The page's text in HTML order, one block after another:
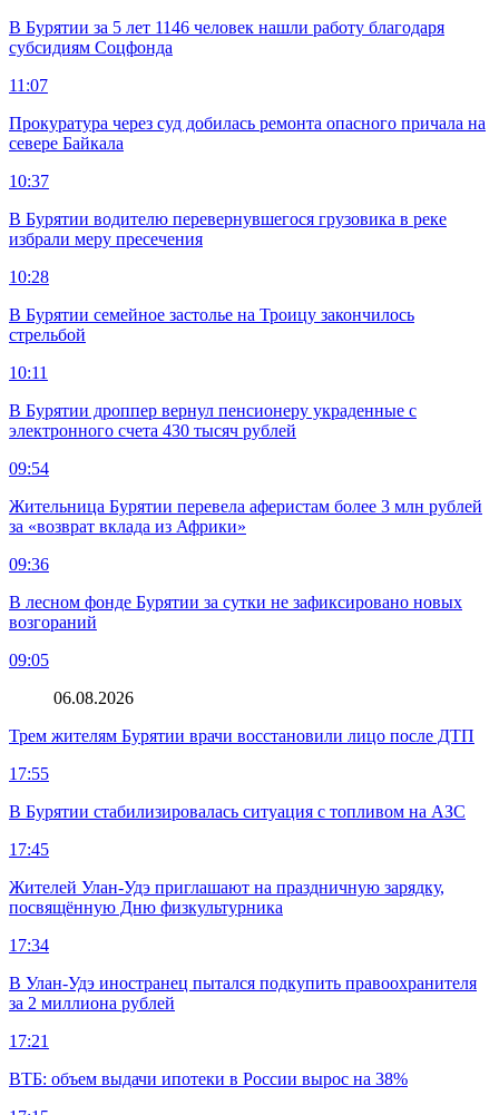
В Бурятии за 5 лет 1146 человек нашли работу благодаря
субсидиям Соцфонда
11:07
Прокуратура через суд добилась ремонта опасного причала на
севере Байкала
10:37
В Бурятии водителю перевернувшегося грузовика в реке
избрали меру пресечения
10:28
В Бурятии семейное застолье на Троицу закончилось
стрельбой
10:11
В Бурятии дроппер вернул пенсионеру украденные с
электронного счета 430 тысяч рублей
09:54
Жительница Бурятии перевела аферистам более 3 млн рублей
за «возврат вклада из Африки»
09:36
В лесном фонде Бурятии за сутки не зафиксировано новых
возгораний
09:05
06.08.2026
Трем жителям Бурятии врачи восстановили лицо после ДТП
17:55
В Бурятии стабилизировалась ситуация с топливом на АЗС
17:45
Жителей Улан-Удэ приглашают на праздничную зарядку,
посвящённую Дню физкультурника
17:34
В Улан-Удэ иностранец пытался подкупить правоохранителя
за 2 миллиона рублей
17:21
ВТБ: объем выдачи ипотеки в России вырос на 38%